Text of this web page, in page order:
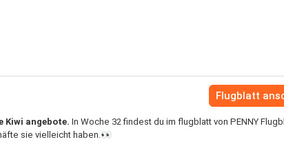
Flugblatt
Kiwi angebote. In Woche 32 findest du im flugblatt von PENNY
sie vielleicht haben.👀